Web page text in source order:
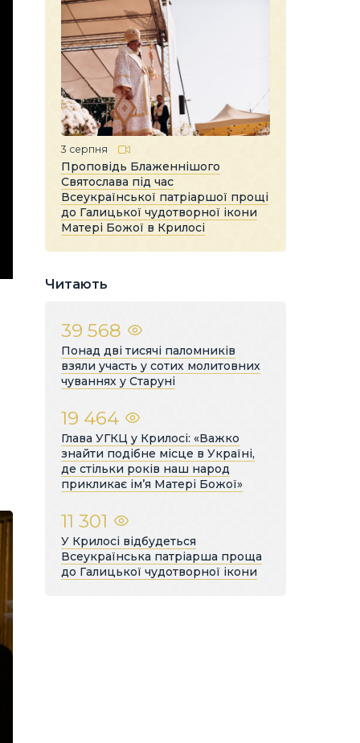
3 серпня
Проповідь Блаженнішого
Святослава під час
Всеукраїнської патріаршої прощі
до Галицької чудотворної ікони
Матері Божої в Крилосі
Читають
39 568
Понад дві тисячі паломників
взяли участь у сотих молитовних
чуваннях у Старуні
19 464
Глава УГКЦ у Крилосі: «Важко
знайти подібне місце в Україні,
де стільки років наш народ
прикликає ім’я Матері Божої»
11 301
У Крилосі відбудеться
Всеукраїнська патріарша проща
до Галицької чудотворної ікони